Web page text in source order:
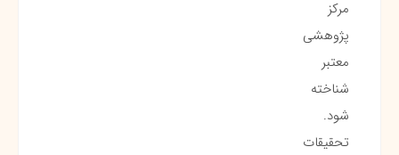
مرکز
پژوهشی
معتبر
شناخته
شود.
تحقیقات